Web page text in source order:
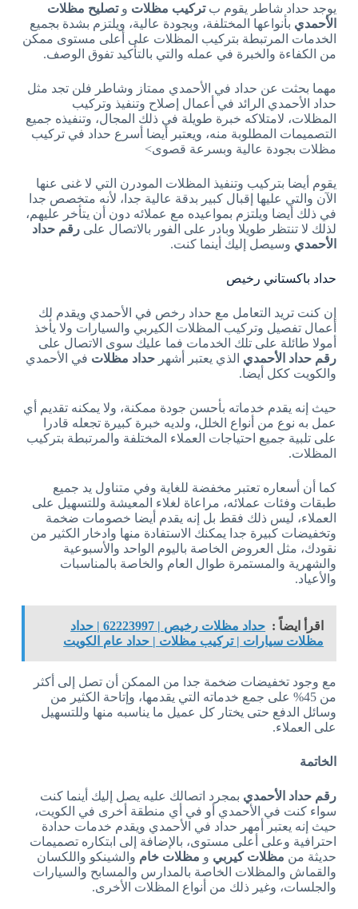
يوجد حداد شاطر يقوم بتركيب مظلات وتصليح مظلات
الأحمدي بأنواعها المختلفة، وبجودة عالية، ويلتزم بشدة بجميع
الخدمات المرتبطة بتركيب المظلات على أعلى مستوى ممكن
من الكفاءة والخبرة في عمله والتي بالتأكيد تفوق الوصف.
مهما بحثت عن حداد في الأحمدي ممتاز وشاطر فلن تجد مثل
حداد الأحمدي الرائد في أعمال إصلاح وتنفيذ وتركيب
المظلات، لامتلاكه خبرة طويلة في ذلك المجال، وتنفيذه جميع
التصميمات المطلوبة منه، ويعتبر أيضا أسرع حداد في تركيب
مظلات بجودة عالية وبسرعة قصوى>
يقوم أيضا بتركيب وتنفيذ المظلات المودرن التي لا غنى عنها
الآن والتي عليها إقبال كبير بدقة عالية جدا، لأنه متخصص جدا
في ذلك أيضا ويلتزم بمواعيده مع عملائه دون أن يتأخر عليهم،
لذلك لا تنتظر طويلا وبادر على الفور بالاتصال على رقم حداد
الأحمدي وسيصل إليك أينما كنت.
حداد باكستاني رخيص
إن كنت تريد التعامل مع حداد رخص في الأحمدي ويقدم لك
أعمال تفصيل وتركيب المظلات الكيربي والسيارات ولا يأخذ
أمولا طائلة على تلك الخدمات فما عليك سوى الاتصال على
رقم حداد الأحمدي الذي يعتبر أشهر حداد مظلات في الأحمدي
والكويت ككل أيضا.
حيث إنه يقدم خدماته بأحسن جودة ممكنة، ولا يمكنه تقديم أي
عمل به نوع من أنواع الخلل، ولديه خبرة كبيرة تجعله قادرا
على تلبية جميع احتياجات العملاء المختلفة والمرتبطة بتركيب
المظلات.
كما أن أسعاره تعتبر مخفضة للغاية وفي متناول يد جميع
طبقات وفئات عملائه، مراعاة لغلاء المعيشة وللتسهيل على
العملاء، ليس ذلك فقط بل إنه يقدم أيضا خصومات ضخمة
وتخفيضات كبيرة جدا يمكنك الاستفادة منها وادخار الكثير من
نقودك، مثل العروض الخاصة باليوم الواحد والأسبوعية
والشهرية والمستمرة طوال العام والخاصة بالمناسبات
والأعياد.
اقرأ ايضاً :
حداد مظلات رخيص | 62223997 | حداد
مظلات سيارات | تركيب مظلات | حداد عام الكويت
مع وجود تخفيضات ضخمة جدا من الممكن أن تصل إلى أكثر
من 45% على جمع خدماته التي يقدمها، وإتاحة الكثير من
وسائل الدفع حتى يختار كل عميل ما يناسبه منها وللتسهيل
على العملاء.
الخاتمة
رقم حداد الأحمدي بمجرد اتصالك عليه يصل إليك أينما كنت
سواء كنت في الأحمدي أو في أي منطقة أخرى في الكويت،
حيث إنه يعتبر أمهر حداد في الأحمدي ويقدم خدمات حدادة
احترافية وعلى أعلى مستوى، بالإضافة إلى ابتكاره تصميمات
حديثة من مظلات كيربي و مظلات خام والشينكو واللكسان
والقماش والمظلات الخاصة بالمدارس والمسابح والسيارات
والجلسات، وغير ذلك من أنواع المظلات الأخرى.